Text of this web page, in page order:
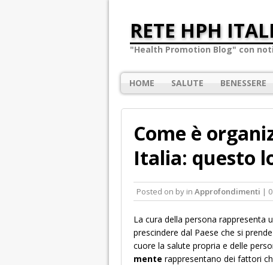
RETE HPH
"Health Promotion Blog" con
HOME SALUTE BENESSERE
Come è
Italia: questo
Posted on by in Approfondimenti |
La cura della persona rappresenta
prescindere dal Paese che si
cuore la salute propria e delle
mente rappresentano dei fattori